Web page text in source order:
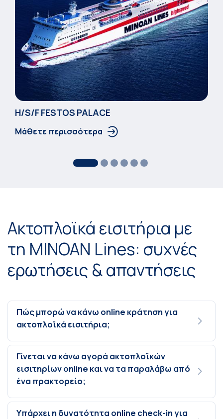
Η/S/F FESTOS PALACΕ
Μάθετε περισσότερα
Ακτοπλοϊκά εισιτήρια με
τη MINOAN Lines: συχνές
ερωτήσεις & απαντήσεις
Πώς μπορώ να κάνω online κράτηση για
ακτοπλοϊκά εισιτήρια;
Γίνεται να κάνω αγορά ακτοπλοϊκών
εισιτηρίων online και να τα παραλάβω από
ένα πρακτορείο;
Υπάρχει η δυνατότητα online check-in για